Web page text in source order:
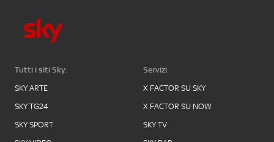
Tutti i siti Sky:
SKY ARTE
SKY TG24
SKY SPORT
Servizi:
X FACTOR SU SKY
X FACTOR SU NOW
SKY TV